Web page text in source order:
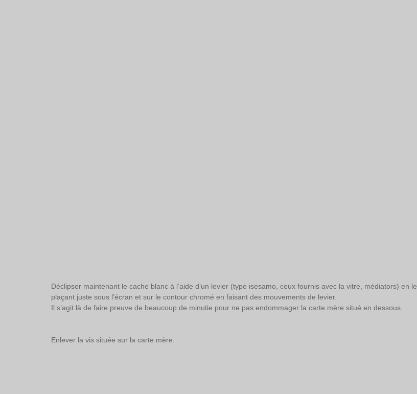
Déclipser maintenant le cache blanc à l’aide d’un levier (type isesamo, ceux fournis avec la vitre, médiators) en le
plaçant juste sous l’écran et sur le contour chromé en faisant des mouvements de levier.
Il s’agit là de faire preuve de beaucoup de minutie pour ne pas endommager la carte mère situé en dessous.
Enlever la vis située sur la carte mère.